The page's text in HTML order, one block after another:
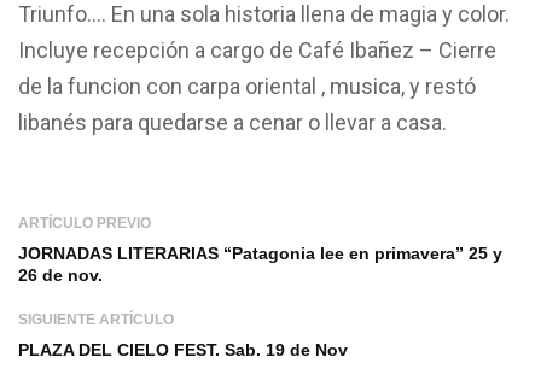
Triunfo…. En una sola historia llena de magia y color.
Incluye recepción a cargo de Café Ibañez – Cierre
de la funcion con carpa oriental , musica, y restó
libanés para quedarse a cenar o llevar a casa.
ARTÍCULO PREVIO
JORNADAS LITERARIAS “Patagonia lee en primavera” 25 y
26 de nov.
SIGUIENTE ARTÍCULO
PLAZA DEL CIELO FEST. Sab. 19 de Nov